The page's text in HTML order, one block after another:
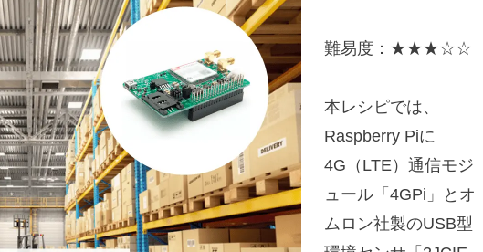
難易度：★★★☆☆
本レシピでは、
Raspberry Piに
4G（LTE）通信モジ
ュール「4GPi」とオ
ムロン社製のUSB型